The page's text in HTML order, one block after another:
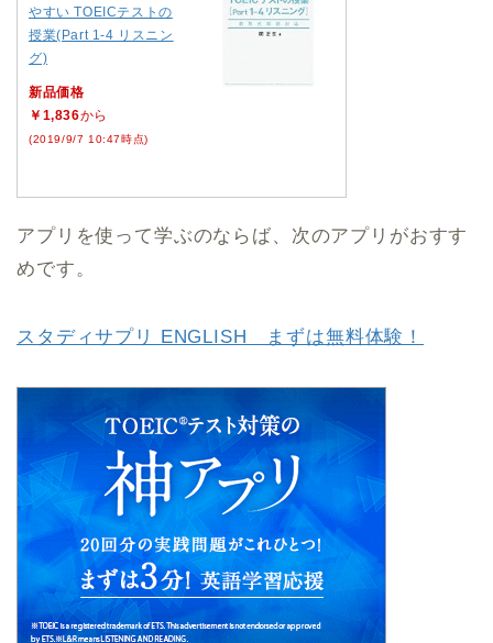
やすい TOEICテストの
授業(Part 1‐4 リスニン
グ)
新品価格
￥1,836から
(2019/9/7 10:47時点)
アプリを使って学ぶのならば、次のアプリがおすす
めです。
スタディサプリ ENGLISH まずは無料体験！